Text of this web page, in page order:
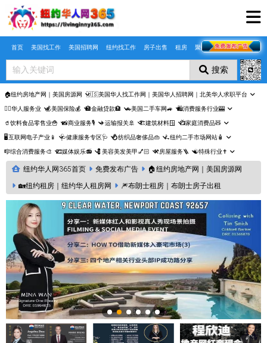
Skip to main content
首页 美国找工作 美国招聘网 纽约找工作 房子出售 租房 聚合页
搜索
🏠纽约房地产网｜美国房源网 🇺🇸美国华人找工作网｜美国华人招聘网｜北美华人求职平台
🤵‍♀️华人服务业 💰美国保险💰 🏦金融贷款🏦 🚗美国二手车网🚙 🛍️消费服务行业🎰
🥤饮料食品零售业🍟 📸商业服务🎙️ ✈️运输报关🚢 🏗️建筑材料🪟 📺家庭消费品🧸
🖥️互联网电子产业📱 🩺健康服务专区🩺 💍纺织品奢侈品👜 🛴纽约二手市场网站🧴
🎼综合消费服务🎨 🎞️媒体娱乐📻 💈美容美发美甲💅🏻 ⚒️房屋服务🪜 ☯️特殊行业✝️
纽约华人网365首页 免费发布广告
🏠纽约房地产网｜美国房源网
🏡纽约租房｜纽约华人租房网
🎆布朗士租房｜布朗士房子出租